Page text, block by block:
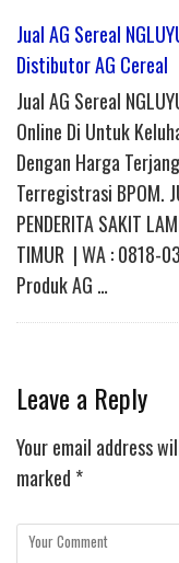
Jual AG Sereal
Distibutor AG Cereal
Jual AG Sereal
Online Di Untuk
Dengan Harga
Terregistrasi BPOM.
PENDERITA SAKIT
TIMUR | WA : 0818-
Produk AG …
Leave a Reply
Your email address
marked *